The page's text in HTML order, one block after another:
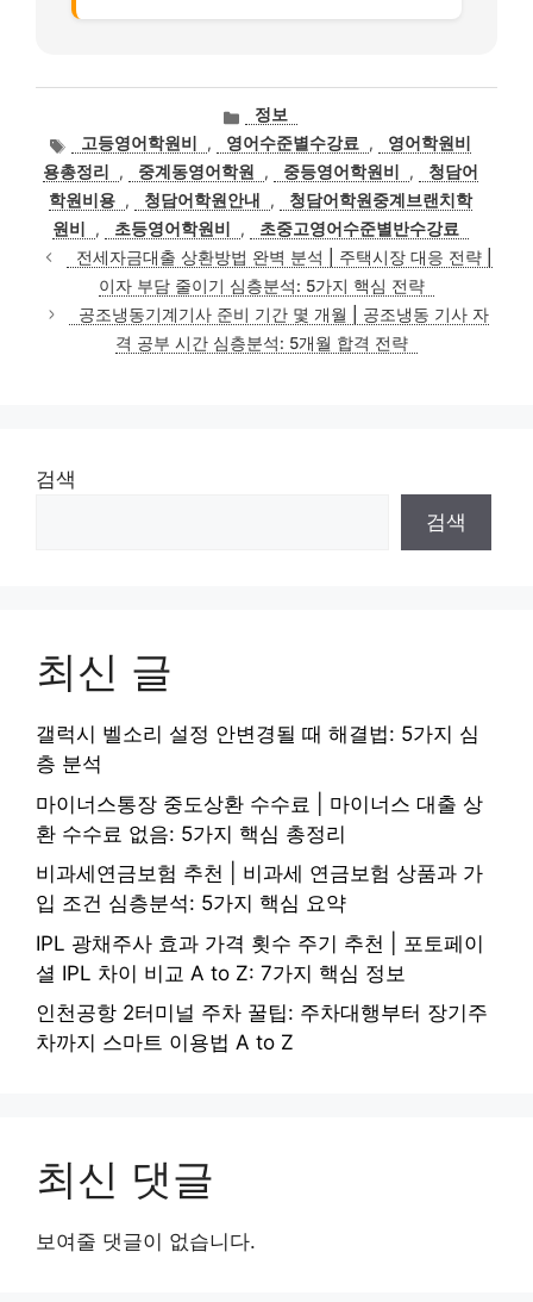
카
테
고
리
정보
태
그
고등영어학원비 , 영어수준별수강료 ,
영어학원비
용총정리
, 중계동영어학원 , 중등영어학원비 ,
청담어
학원비용 , 청담어학원안내 ,
청담어학원중계브랜치학
원비
, 초등영어학원비 ,
초중고영어수준별반수강료
전세자금대출 상환방법 완벽 분석 | 주택시장 대응 전략 |
이자 부담 줄이기 심층분석: 5가지 핵심 전략
공조냉동기계기사 준비 기간 몇 개월 | 공조냉동 기사 자
격 공부 시간 심층분석: 5개월 합격 전략
검색
검색
최신 글
갤럭시 벨소리 설정 안변경될 때 해결법: 5가지 심
층 분석
마이너스통장 중도상환 수수료 | 마이너스 대출 상
환 수수료 없음: 5가지 핵심 총정리
비과세연금보험 추천 | 비과세 연금보험 상품과 가
입 조건 심층분석: 5가지 핵심 요약
IPL 광채주사 효과 가격 횟수 주기 추천 | 포토페이
셜 IPL 차이 비교 A to Z: 7가지 핵심 정보
인천공항 2터미널 주차 꿀팁: 주차대행부터 장기주
차까지 스마트 이용법 A to Z
최신 댓글
보여줄 댓글이 없습니다.